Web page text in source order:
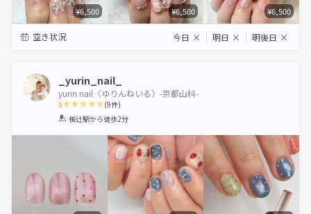
¥6,500 ¥6,500 ¥6,500
空き状況 今日 × 明日 × 明後日 ×
_yurin_nail_
yurin nail〈ゆりんねいる〉-京都山科-
5
1 2 3 4 5
(9件)
椥辻駅から徒歩2分